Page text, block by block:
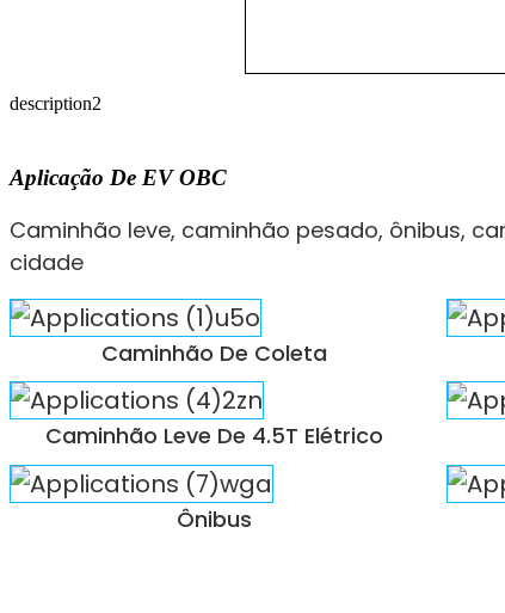
description2
Aplicação De EV OBC
Caminhão leve, caminhão pesado, ônibus,
cidade
Caminhão De Coleta
Caminhão Leve De 4.5T Elétrico
Ônibus